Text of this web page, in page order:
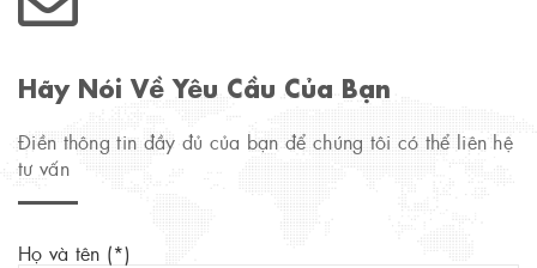
Hãy Nói Về Yêu Cầu Của Bạn
Điền thông tin đầy đủ của bạn để chúng tôi có thể liên hệ
tư vấn
Họ và tên (*)